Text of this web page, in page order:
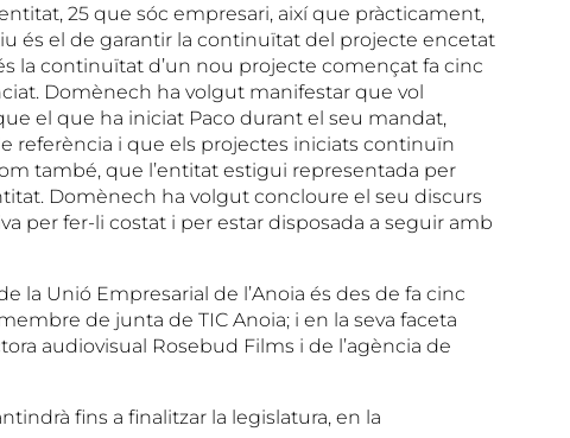
25 que sóc empresari, així que pràcticament,
és el de garantir la continuïtat del projecte encetat
la continuïtat d’un nou projecte començat fa cinc
Domènech ha volgut manifestar que vol
el que ha iniciat Paco durant el seu mandat,
referència i que els projectes iniciats continuïn
també, que l’entitat estigui representada per
Domènech ha volgut concloure el seu discurs
per fer-li costat i per estar disposada a seguir amb
la Unió Empresarial de l’Anoia és des de fa cinc
de junta de TIC Anoia; i en la seva faceta
audiovisual Rosebud Films i de l’agència de
fins a finalitzar la legislatura, en la